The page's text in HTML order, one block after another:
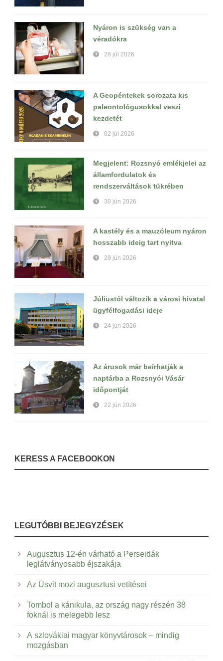
Nyáron is szükség van a
véradókra
28 júl 2026
A Geopéntekek sorozata kis
paleontológusokkal veszi
kezdetét
02 júl 2026
Megjelent: Rozsnyó emlékjelei az
államfordulatok és
rendszerváltások tükrében
30 jún 2026
A kastély és a mauzóleum nyáron
hosszabb ideig tart nyitva
29 jún 2026
Júliustól változik a városi hivatal
ügyfélfogadási ideje
24 jún 2026
Az árusok már beírhatják a
naptárba a Rozsnyói Vásár
időpontját
22 jún 2026
KERESS A FACEBOOKON
LEGUTÓBBI BEJEGYZÉSEK
Augusztus 12-én várható a Perseidák
leglátványosabb éjszakája
Az Úsvit mozi augusztusi vetítései
Tombol a kánikula, az ország nagy részén 38
foknál is melegebb lesz
A szlovákiai magyar könyvtárosok – mindig
mozgásban